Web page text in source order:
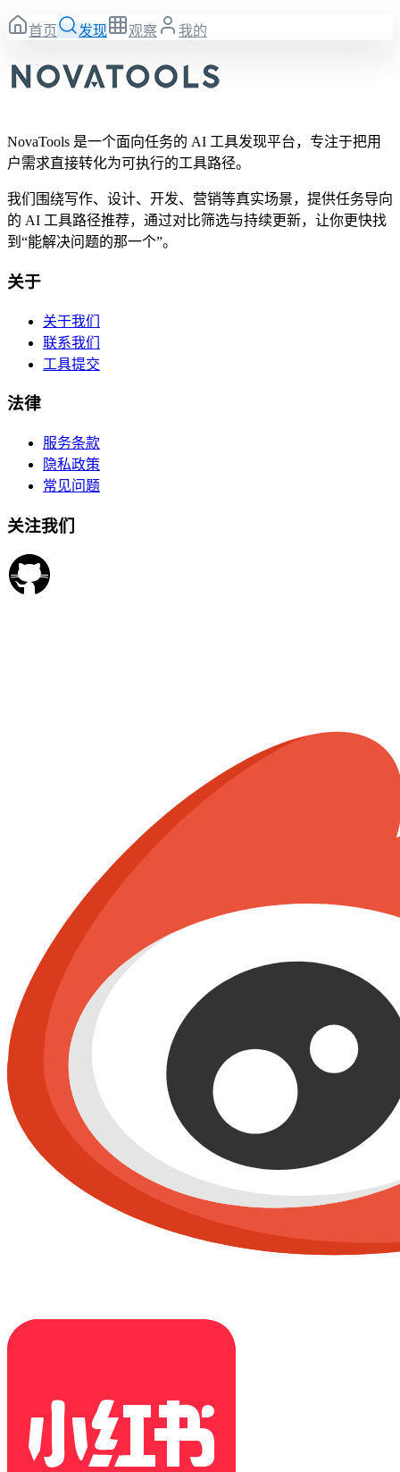
首页 发现 观察 我的
NovaTools 是一个面向任务的 AI 工具发现平台，专注于把用
户需求直接转化为可执行的工具路径。
我们围绕写作、设计、开发、营销等真实场景，提供任务导向
的 AI 工具路径推荐，通过对比筛选与持续更新，让你更快找
到“能解决问题的那一个”。
关于
关于我们
联系我们
工具提交
法律
服务条款
隐私政策
常见问题
关注我们